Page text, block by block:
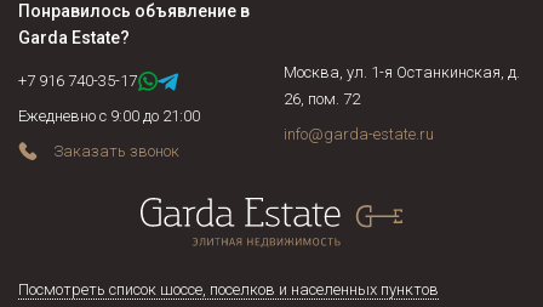
Понравилось объявление в
Garda Estate?
+7 916 740-35-17
Ежедневно с 9:00 до 21:00
Заказать звонок
Москва, ул. 1-я Останкинская, д.
26, пом. 72
info@garda-estate.ru
Посмотреть список шоссе, поселков и населенных пунктов